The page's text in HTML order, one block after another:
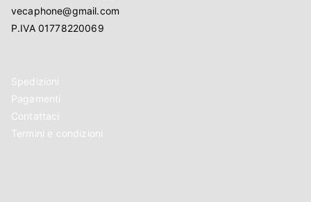
vecaphone@gmail.com
P.IVA 01778220069
Spedizioni
Pagamenti
Contattaci
Termini e condizioni